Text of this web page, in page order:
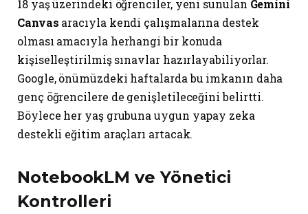
18 yaş üzerindeki öğrenciler, yeni sunulan Gemini
Canvas aracıyla kendi çalışmalarına destek
olması amacıyla herhangi bir konuda
kişiselleştirilmiş sınavlar hazırlayabiliyorlar.
Google, önümüzdeki haftalarda bu imkanın daha
genç öğrencilere de genişletileceğini belirtti.
Böylece her yaş grubuna uygun yapay zeka
destekli eğitim araçları artacak.
NotebookLM ve Yönetici
Kontrolleri